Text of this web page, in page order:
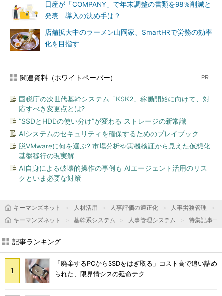
日産が「COMPANY」で年末調整の書類を98％削減と
発表 導入の決め手は？
店舗拡大中のラーメン山岡家、SmartHRで労務の効率
化を目指す
関連資料（ホワイトペーパー） PR
国税庁の次世代基幹システム「KSK2」稼働開始に向けて、対
応すべき変更点とは?
“SSDとHDDの使い分け”が変わる ストレージの新常識
AIシステムのセキュリティを確保するためのプレイブック
脱VMwareに何を選ぶ? 市場分析や実機検証から見えた仮想化
基盤移行の現実解
AI自身による破壊的操作の事例も AIエージェント活用のリス
クといま必要な対策
キーマンズネット 人材活用 人事評価の適正化 人事労務管理
キーマンズネット
基幹系システム 人事管理システム 特集記事一
記事ランキング
「廃棄するPCからSSDをはぎ取る」コスト高で追い詰め
られた、限界情シスの延命テク